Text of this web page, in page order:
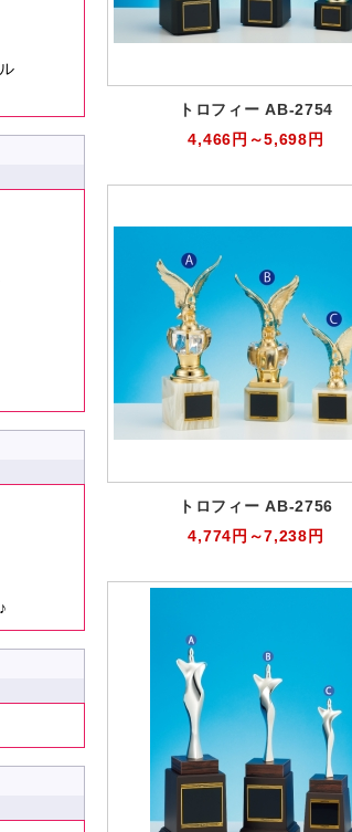
トロフィー AB-2754
4,466円～5,698円
トロフィー AB-2756
4,774円～7,238円